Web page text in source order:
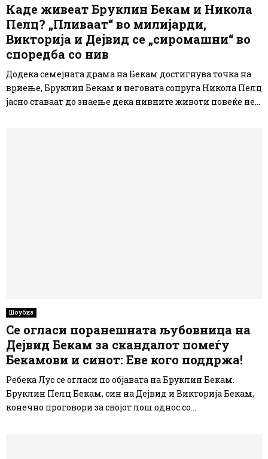
Каде живеат Бруклин Бекам и Никола
Пелц? „Пливаат“ во милијарди,
Викторија и Дејвид се „сиромашни“ во
споредба со нив
Додека семејната драма на Бекам достигнува точка на
вриење, Бруклин Бекам и неговата сопруга Никола Пелц
јасно ставаат до знаење дека нивните животи повеќе не...
Шоубиз
Се огласи поранешната љубовница на
Дејвид Бекам за скандалот помеѓу
Бекамови и синот: Еве кого поддржа!
Ребека Лус се огласи по објавата на Бруклин Бекам.
Бруклин Пелц Бекам, син на Дејвид и Викторија Бекам,
конечно проговори за својот лош однос со...